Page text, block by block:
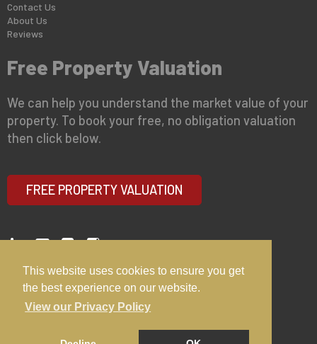
This website uses cookies to ensure you get
the best experience on our website.
View our Privacy Policy
Contact Us
About Us
Reviews
Free Property Valuation
We can help you understand the market value of your
property. To book your free, no obligation valuation
then click below.
FREE PROPERTY VALUATION
Copyright © 2026 The Bloxham PartnershipPrivacy Policy